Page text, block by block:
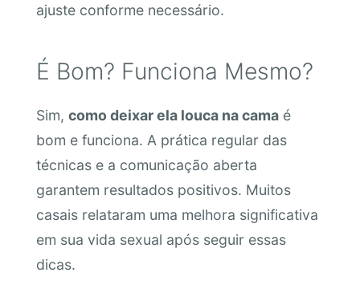
ajuste conforme necessário.
É Bom? Funciona Mesmo?
Sim, como deixar ela louca na camaé
bom e funciona. A prática regular das
técnicas e a comunicação aberta
garantem resultados positivos. Muitos
casais relataram uma melhora significativa
em sua vida sexual após seguir essas
dicas.